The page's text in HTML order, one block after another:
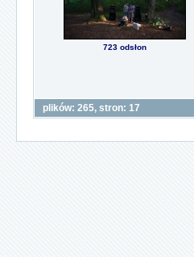
723 odsłon
plików: 265, stron: 17